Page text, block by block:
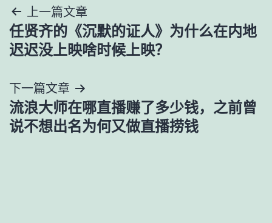
文
章
航
上一篇文章
任贤齐的《沉默的证人》为什么在内地
迟迟没上映啥时候上映？
下一篇文章
流浪大师在哪直播赚了多少钱，之前曾
说不想出名为何又做直播捞钱